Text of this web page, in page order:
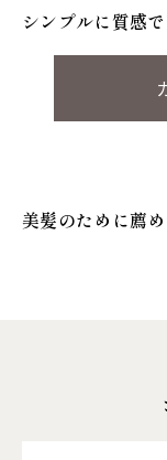
シンプルに質感
美髪のために薦